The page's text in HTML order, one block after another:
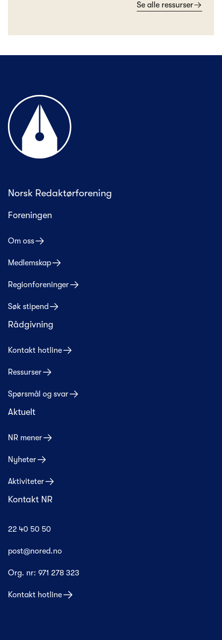
Se alle ressurser
Til forsiden
Norsk Redaktørforening
Foreningen
Om oss
Medlemskap
Regionforeninger
Søk stipend
Rådgivning
Kontakt hotline
Ressurser
Spørsmål og svar
Aktuelt
NR mener
Nyheter
Aktiviteter
Kontakt NR
22 40 50 50
post@nored.no
Org. nr: 971 278 323
Kontakt hotline